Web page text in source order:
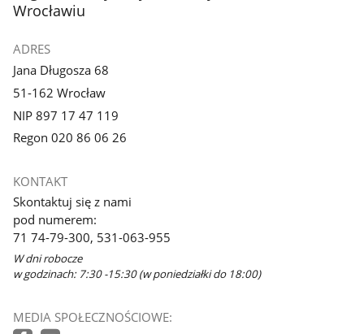
Wrocławiu
ADRES
Jana Długosza 68
51-162 Wrocław
NIP 897 17 47 119
Regon 020 86 06 26
KONTAKT
Skontaktuj się z nami
pod numerem:
71 74-79-300, 531-063-955
W dni robocze
w godzinach: 7:30 -15:30 (w poniedziałki do 18:00)
MEDIA SPOŁECZNOŚCIOWE: